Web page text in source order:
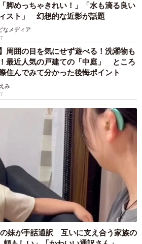
撃が…＝仲曽良ハミさんのツイートより
脚めっちゃきれい！」「水も滴る良い
スト」 幻想的な近影が話題
なメディア
】周囲の目を気にせず遊べる！洗濯物も
最近人気の戸建ての「中庭」 ところ
住んでみて分かった後悔ポイント
み
妹が手話通訳 互いに支え合う家族の